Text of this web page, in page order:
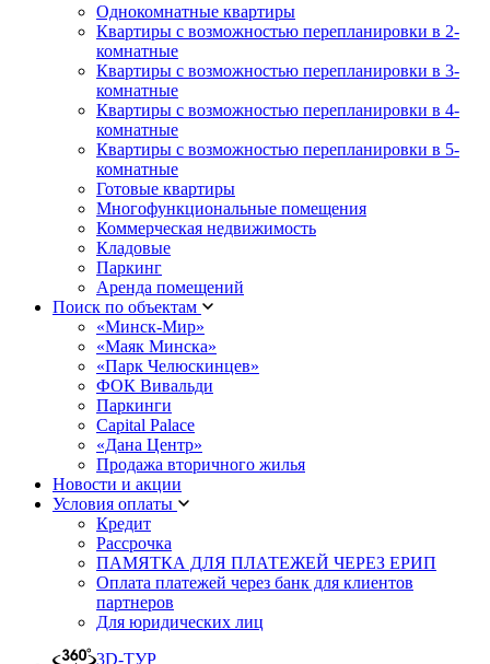
Однокомнатные квартиры
Квартиры с возможностью перепланировки в 2-
комнатные
Квартиры с возможностью перепланировки в 3-
комнатные
Квартиры с возможностью перепланировки в 4-
комнатные
Квартиры с возможностью перепланировки в 5-
комнатные
Готовые квартиры
Многофункциональные помещения
Коммерческая недвижимость
Кладовые
Паркинг
Аренда помещений
Поиск по объектам
«Минск-Мир»
«Маяк Минска»
«Парк Челюскинцев»
ФОК Вивальди
Паркинги
Capital Palace
«Дана Центр»
Продажа вторичного жилья
Новости и акции
Условия оплаты
Кредит
Рассрочка
ПАМЯТКА ДЛЯ ПЛАТЕЖЕЙ ЧЕРЕЗ ЕРИП
Оплата платежей через банк для клиентов
партнеров
Для юридических лиц
3D-ТУР